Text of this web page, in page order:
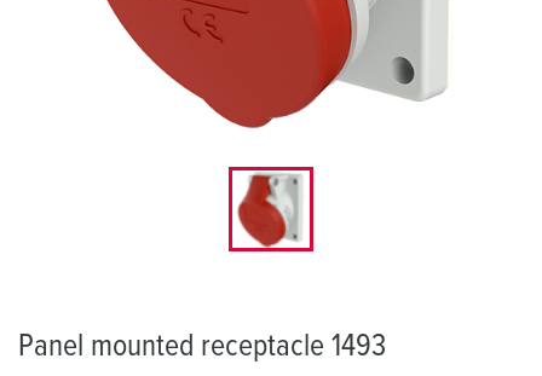
Panel mounted receptacle 1493